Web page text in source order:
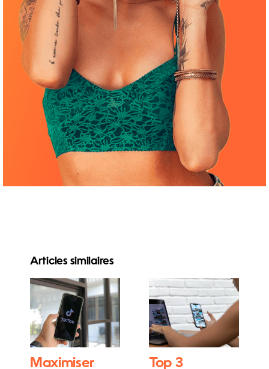
Articles similaires
Maximiser Top 3